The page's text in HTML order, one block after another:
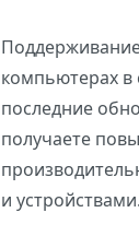
компьютерах в
последние
получаете
и устройствами.